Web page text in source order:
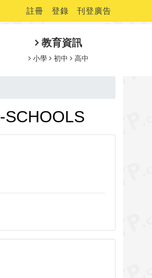
註冊 登錄 刊登廣告
教育資訊
小學 初中 高中
SCHOOLS